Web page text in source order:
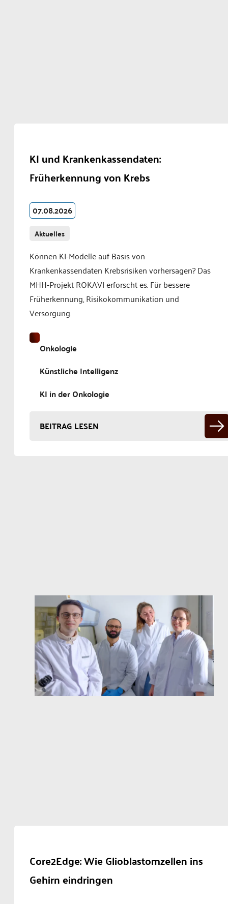
KI und Krankenkassendaten:
Früherkennung von Krebs
07.08.2026
Aktuelles
Können KI-Modelle auf Basis von
Krankenkassendaten Krebsrisiken vorhersagen? Das
MHH-Projekt ROKAVI erforscht es. Für bessere
Früherkennung, Risikokommunikation und
Versorgung.
Onkologie
Künstliche Intelligenz
KI in der Onkologie
BEITRAG LESEN
Core2Edge: Wie Glioblastomzellen ins
Gehirn eindringen